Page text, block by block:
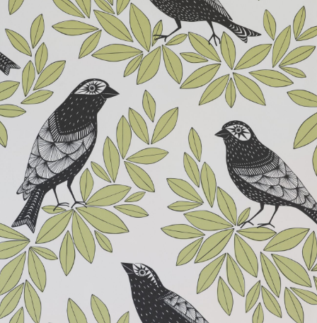
projects done faster.
About Envato
Careers
Privacy Policy
Sitemap
Community
Blog
Forums
Meetups